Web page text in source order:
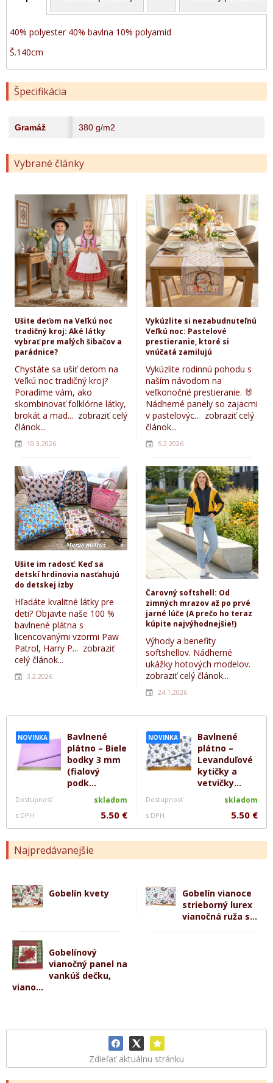
NOVINKA
Bavlnené
plátno – Biele
bodky 3 mm
(fialový
podk...
Dostupnosť skladom
s DPH 5.50 €
NOVINKA
Bavlnené
plátno –
Levanduľové
kytičky a
vetvičky...
Dostupnosť skladom
s DPH 5.50 €
Najpredávanejšie
Gobelín kvety
Gobelín vianoce
strieborný lurex
vianočná ruža s...
Gobelínový
vianočný panel na
vankúš dečku,
viano...
Zdieľať aktuálnu stránku
40% polyester 40% bavlna 10% polyamid
Š.140cm
Špecifikácia
Gramáž 380 g/m2
Vybrané články
Ušite deťom na Veľkú noc
tradičný kroj: Aké látky
vybrať pre malých šibačov a
parádnice?
Chystáte sa ušiť deťom na
Veľkú noc tradičný kroj?
Poradíme vám, ako
skombinovať folklórne látky,
brokát a mad... zobraziť celý
článok...
10.3.2026
Vykúzlite si nezabudnuteľnú
Veľkú noc: Pastelové
prestieranie, ktoré si
vnúčatá zamilujú
Vykúzlite rodinnú pohodu s
naším návodom na
veľkonočné prestieranie. 🐰
Nádherné panely so zajacmi
v pastelovýc... zobraziť celý
článok...
5.2.2026
Ušite im radosť: Keď sa
detskí hrdinovia nasťahujú
do detskej izby
Hľadáte kvalitné látky pre
deti? Objavte naše 100 %
bavlnené plátna s
licencovanými vzormi Paw
Patrol, Harry P... zobraziť
celý článok...
3.2.2026
Čarovný softshell: Od
zimných mrazov až po prvé
jarné lúče (A prečo ho teraz
kúpite najvýhodnejšie!)
Výhody a benefity
softshellov. Nádherné
ukážky hotových modelov.
zobraziť celý článok...
24.1.2026